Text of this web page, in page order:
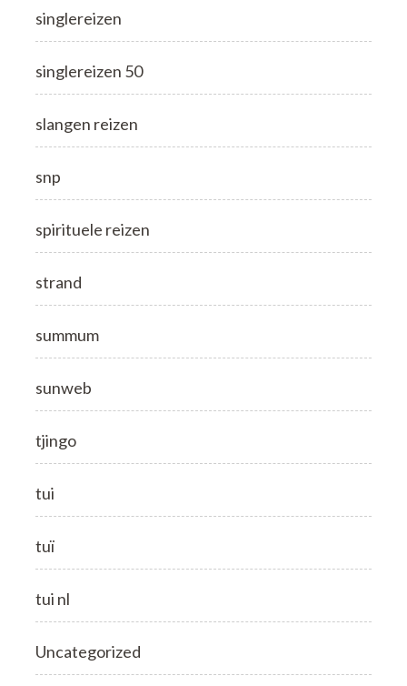
singlereizen
singlereizen 50
slangen reizen
snp
spirituele reizen
strand
summum
sunweb
tjingo
tui
tuï
tui nl
Uncategorized